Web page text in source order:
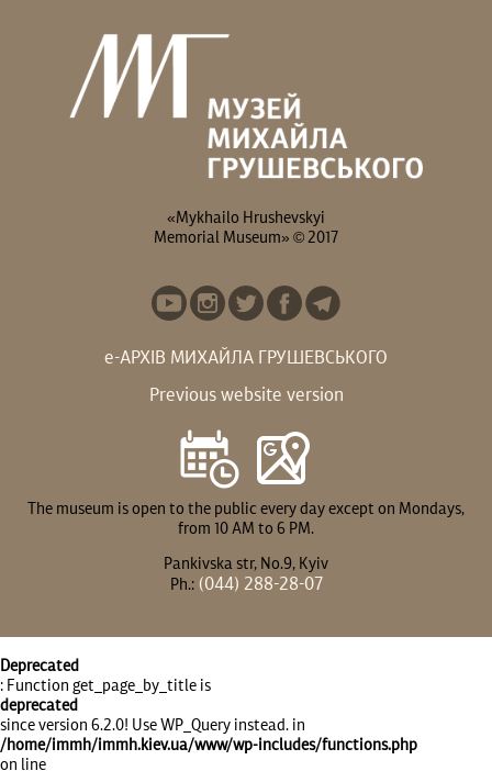
«Mykhailo Hrushevskyi
Memorial Museum» © 2017
е-АРХІВ МИХАЙЛА ГРУШЕВСЬКОГО
Previous website version
The museum is open to the public every day except on Mondays,
from 10 AM to 6 PM.
Pankivska str, No.9, Kyiv
Ph.:(044) 288-28-07
Deprecated
: Function get_page_by_title is
deprecated
since version 6.2.0! Use WP_Query instead. in
/home/immh/immh.kiev.ua/www/wp-includes/functions.php
on line